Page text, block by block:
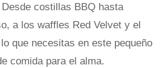
costillas BBQ hasta
a los waffles Red Velvet y el
que necesitas en este pequeño
comida para el alma.